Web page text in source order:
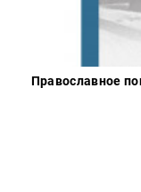
Православное